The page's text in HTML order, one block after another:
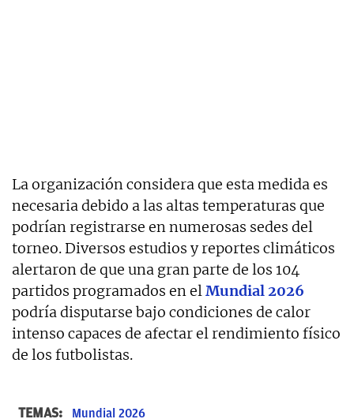
La organización considera que esta medida es
necesaria debido a las altas temperaturas que
podrían registrarse en numerosas sedes del
torneo. Diversos estudios y reportes climáticos
alertaron de que una gran parte de los 104
partidos programados en elMundial 2026
podría disputarse bajo condiciones de calor
intenso capaces de afectar el rendimiento físico
de los futbolistas.
TEMAS: Mundial 2026